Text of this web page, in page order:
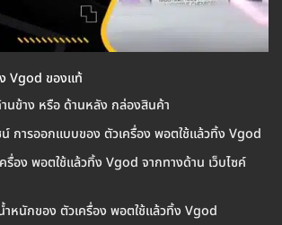
Vgod ของแท้
นข้าง หรือ ด้านหลัง กล่องสินค้า
การออกแบบของ ตัวเครื่อง พอตใช้แล้วทิ้ง Vgod
รื่อง พอตใช้แล้วทิ้ง Vgod จากทางด้าน เว็บไซค์
ำหนักของ ตัวเครื่อง พอตใช้แล้วทิ้ง Vgod